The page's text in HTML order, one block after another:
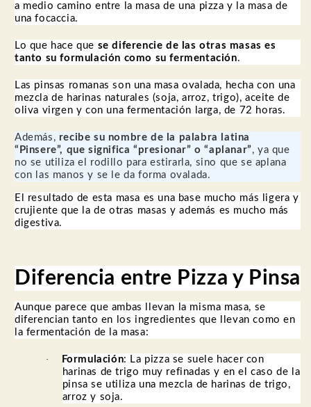
a medio camino entre la masa de una pizza y la masa de
una focaccia.
Lo que hace que se diferencie de las otras masas es
tanto su formulación como su fermentación.
Las pinsas romanas son una masa ovalada, hecha con una
mezcla de harinas naturales (soja, arroz, trigo), aceite de
oliva virgen y con una fermentación larga, de 72 horas.
Además, recibe su nombre de la palabra latina
“Pinsere”, que significa “presionar” o “aplanar”, ya que
no se utiliza el rodillo para estirarla, sino que se aplana
con las manos y se le da forma ovalada.
El resultado de esta masa es una base mucho más ligera y
crujiente que la de otras masas y además es mucho más
digestiva.
Diferencia entre Pizza y Pinsa
Aunque parece que ambas llevan la misma masa, se
diferencian tanto en los ingredientes que llevan como en
la fermentación de la masa:
· Formulación: La pizza se suele hacer con
harinas de trigo muy refinadas y en el caso de la
pinsa se utiliza una mezcla de harinas de trigo,
arroz y soja.